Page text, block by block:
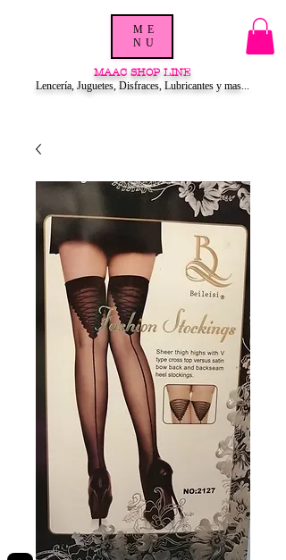
MAAC SHOP LINE
Lencería, Juguetes, Disfraces, Lubricantes y mas...
ME
NU